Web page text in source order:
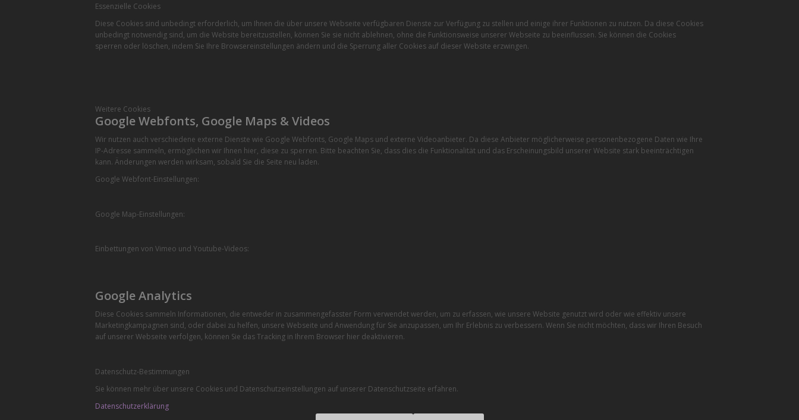
Essenzielle Cookies
Diese Cookies sind unbedingt erforderlich, um Ihnen die über unsere Webseite verfügbaren Dienste zur Verfügung zu stellen und einige ihrer Funktionen zu nutzen. Da diese Cookies
unbedingt notwendig sind, um die Website bereitzustellen, können Sie sie nicht ablehnen, ohne die Funktionsweise unserer Webseite zu beeinflussen. Sie können die Cookies
sperren oder löschen, indem Sie Ihre Browsereinstellungen ändern und die Sperrung aller Cookies auf dieser Website erzwingen.
Weitere Cookies
Google Webfonts, Google Maps & Videos
Wir nutzen auch verschiedene externe Dienste wie Google Webfonts, Google Maps und externe Videoanbieter. Da diese Anbieter möglicherweise personenbezogene Daten wie Ihre
IP-Adresse sammeln, ermöglichen wir Ihnen hier, diese zu sperren. Bitte beachten Sie, dass dies die Funktionalität und das Erscheinungsbild unserer Website stark beeinträchtigen
kann. Änderungen werden wirksam, sobald Sie die Seite neu laden.
Google Webfont-Einstellungen:
Google Map-Einstellungen:
Einbettungen von Vimeo und Youtube-Videos:
Google Analytics
Diese Cookies sammeln Informationen, die entweder in zusammengefasster Form verwendet werden, um zu erfassen, wie unsere Website genutzt wird oder wie effektiv unsere
Marketingkampagnen sind, oder dabei zu helfen, unsere Webseite und Anwendung für Sie anzupassen, um Ihr Erlebnis zu verbessern. Wenn Sie nicht möchten, dass wir Ihren Besuch
auf unserer Webseite verfolgen, können Sie das Tracking in Ihrem Browser hier deaktivieren.
Datenschutz-Bestimmungen
Sie können mehr über unsere Cookies und Datenschutzeinstellungen auf unserer Datenschutzseite erfahren.
Datenschutzerklärung